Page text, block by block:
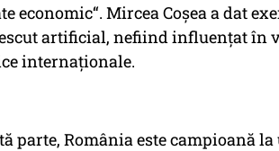
economic“. Mircea Coșea a dat
artificial, nefiind influențat în
internaționale.
parte, România este campioană